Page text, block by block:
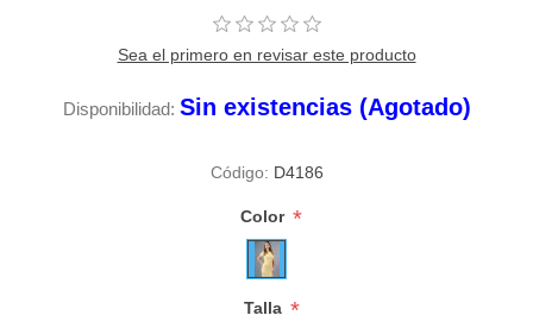
Sea el primero en revisar este producto
Disponibilidad: Sin existencias (Agotado)
Código: D4186
Color *
Talla *